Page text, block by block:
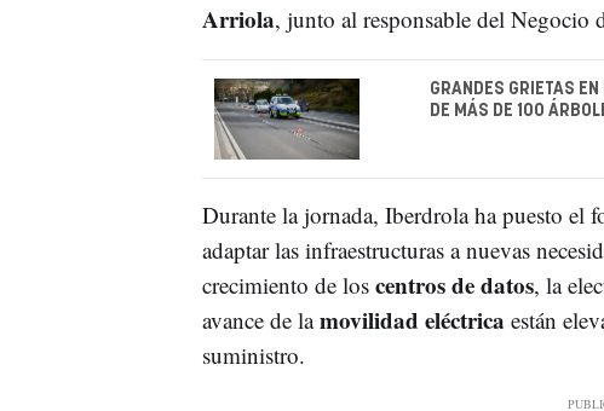
Arriola, junto al responsable del Negocio
GRANDES GRIETAS
DE MÁS DE 100
Durante la jornada, Iberdrola ha puesto el
adaptar las infraestructuras a nuevas
crecimiento de los centros de datos, la
avance de lamovilidad eléctrica están
suministro.